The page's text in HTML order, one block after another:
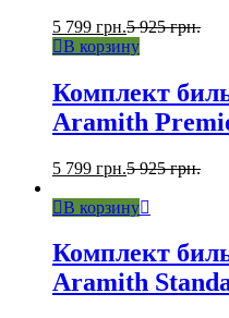
5 799 грн.5 925грн.
В корзину
Комплект
Aramith
5 799 грн.5 925грн.
В корзину
Комплект
Aramith